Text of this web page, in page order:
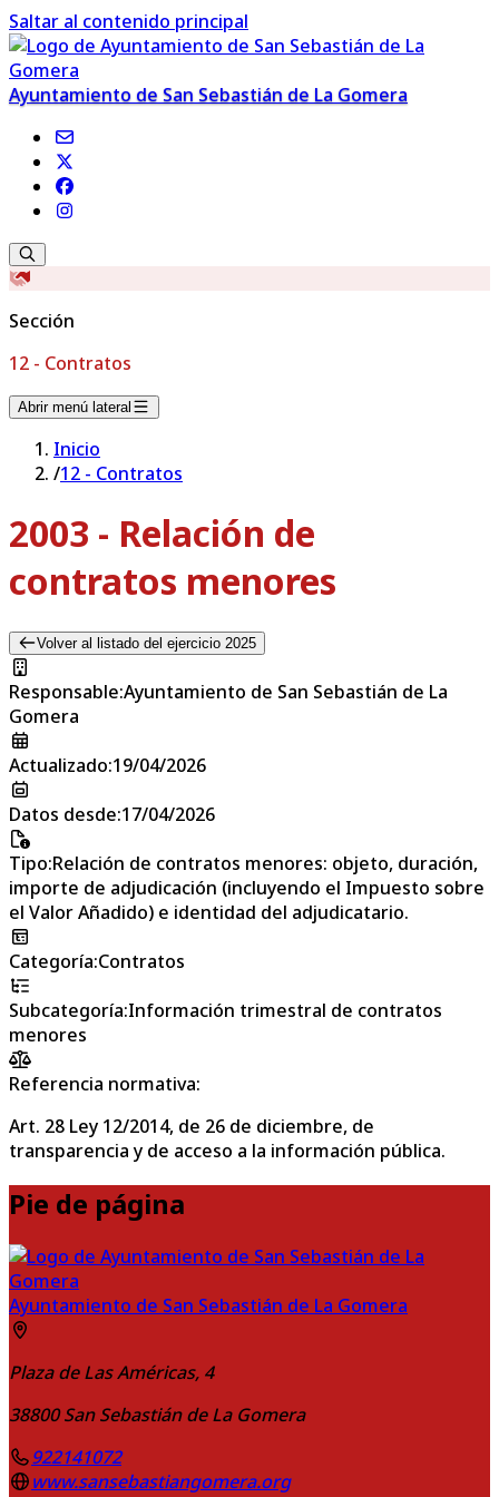
Saltar al contenido principal
Ayuntamiento de San Sebastián de La Gomera
Sección
12 - Contratos
Abrir menú lateral
Inicio
/12 - Contratos
2003 - Relación de
contratos menores
Volver al listado del ejercicio 2025
Responsable:Ayuntamiento de San Sebastián de La
Gomera
Actualizado:19/04/2026
Datos desde:17/04/2026
Tipo:Relación de contratos menores: objeto, duración,
importe de adjudicación (incluyendo el Impuesto sobre
el Valor Añadido) e identidad del adjudicatario.
Categoría:Contratos
Subcategoría:Información trimestral de contratos
menores
Referencia normativa:
Art. 28 Ley 12/2014, de 26 de diciembre, de
transparencia y de acceso a la información pública.
Pie de página
Ayuntamiento de San Sebastián de La Gomera
Plaza de Las Américas, 4
38800 San Sebastián de La Gomera
922141072
www.sansebastiangomera.org